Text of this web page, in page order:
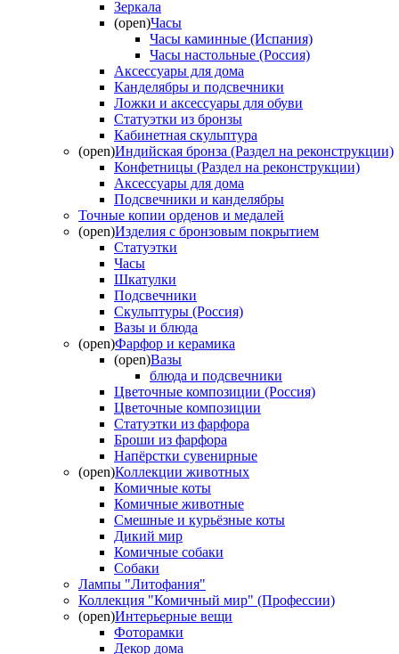
Зеркала
(open)Часы
Часы каминные (Испания)
Часы настольные (Россия)
Аксессуары для дома
Канделябры и подсвечники
Ложки и аксессуары для обуви
Статуэтки из бронзы
Кабинетная скульптура
(open)Индийская бронза (Раздел на реконструкции)
Конфетницы (Раздел на реконструкции)
Аксессуары для дома
Подсвечники и канделябры
Точные копии орденов и медалей
(open)Изделия с бронзовым покрытием
Статуэтки
Часы
Шкатулки
Подсвечники
Скульптуры (Россия)
Вазы и блюда
(open)Фарфор и керамика
(open)Вазы
блюда и подсвечники
Цветочные композиции (Россия)
Цветочные композиции
Статуэтки из фарфора
Броши из фарфора
Напёрстки сувенирные
(open)Коллекции животных
Комичные коты
Комичные животные
Смешные и курьёзные коты
Дикий мир
Комичные собаки
Собаки
Лампы "Литофания"
Коллекция "Комичный мир" (Профессии)
(open)Интерьерные вещи
Фоторамки
Декор дома